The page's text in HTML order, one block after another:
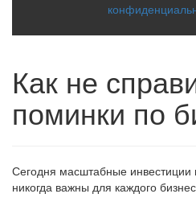
Как не
поминки по
Сегодня масштабные инвестиции
никогда важны для каждого